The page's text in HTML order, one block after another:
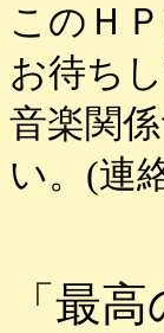
このＨ
お待ち
音楽関
い。(連
「最